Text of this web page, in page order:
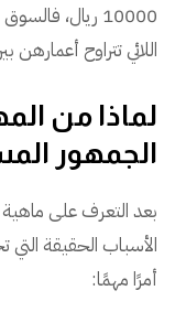
10000 ريال،
اللائي تتراوح أعمارهن بين 25 إلى 50
لماذا من
الجمهور
بعد التعرف على
الأسباب الحقيقة
أمرًا مهمًا: